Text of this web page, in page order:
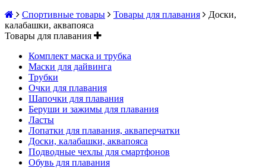
Спортивные товары
Товары для плавания
Доски,
калабашки, аквапояса
Товары для плавания
Комплект маска и трубка
Маски для дайвинга
Трубки
Очки для плавания
Шапочки для плавания
Беруши и зажимы для плавания
Ласты
Лопатки для плавания, акваперчатки
Доски, калабашки, аквапояса
Подводные чехлы для смартфонов
Обувь для плавания